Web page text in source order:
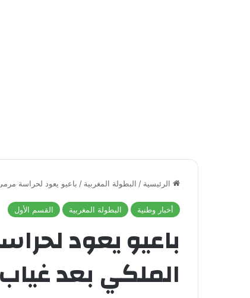
الرئيسية / البطولة المغربية / باعيو يعود لحراسة
أخبار وطنية البطولة المغربية القسم الأول
باعيو يعود
الملكي بعد